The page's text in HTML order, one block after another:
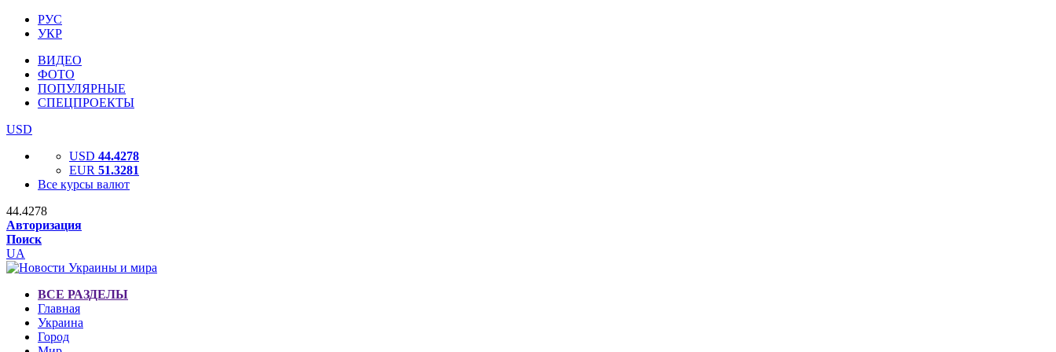
РУС
УКР
ВИДЕО
ФОТО
ПОПУЛЯРНЫЕ
СПЕЦПРОЕКТЫ
USD
USD 44.4278
EUR 51.3281
Все курсы валют
44.4278
Авторизация
Поиск
UA
ВСЕ РАЗДЕЛЫ
Главная
Украина
Город